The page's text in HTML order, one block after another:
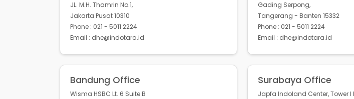
JL. M.H. Thamrin No.1,
Jakarta Pusat 10310
Phone : 021 - 5011 2224
Email : dhe@indotara.id
Gading Serpong,
Tangerang - Banten 15332
Phone : 021 - 5011 2224
Email : dhe@indotara.id
Bandung Office
Wisma HSBC Lt. 6 Suite B
Surabaya Office
Japfa Indoland Center, Tower I